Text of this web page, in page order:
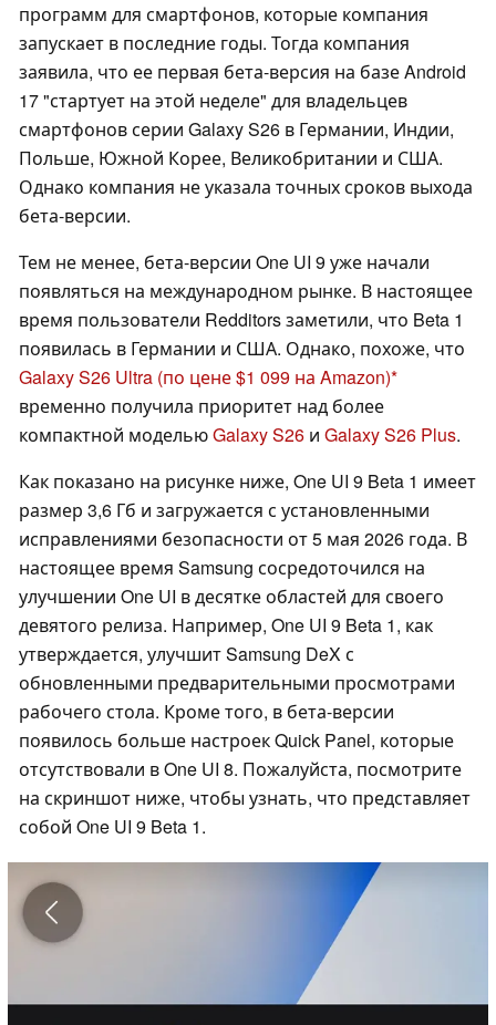
программ для смартфонов, которые компания
запускает в последние годы. Тогда компания
заявила, что ее первая бета-версия на базе Android
17 "стартует на этой неделе" для владельцев
смартфонов серии Galaxy S26 в Германии, Индии,
Польше, Южной Корее, Великобритании и США.
Однако компания не указала точных сроков выхода
бета-версии.
Тем не менее, бета-версии One UI 9 уже начали
появляться на международном рынке. В настоящее
время пользователи Redditors заметили, что Beta 1
появилась в Германии и США. Однако, похоже, что
Galaxy S26 Ultra (по цене $1 099 на Amazon)
временно получила приоритет над более
компактной модельюGalaxy S26 и Galaxy S26 Plus.
Как показано на рисунке ниже, One UI 9 Beta 1 имеет
размер 3,6 Гб и загружается с установленными
исправлениями безопасности от 5 мая 2026 года. В
настоящее время Samsung сосредоточился на
улучшении One UI в десятке областей для своего
девятого релиза. Например, One UI 9 Beta 1, как
утверждается, улучшит Samsung DeX с
обновленными предварительными просмотрами
рабочего стола. Кроме того, в бета-версии
появилось больше настроек Quick Panel, которые
отсутствовали в One UI 8. Пожалуйста, посмотрите
на скриншот ниже, чтобы узнать, что представляет
собой One UI 9 Beta 1.